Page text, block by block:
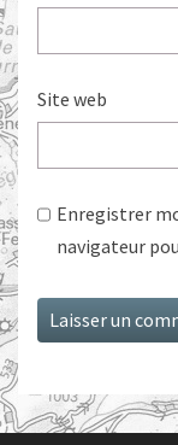
Site web
Enregistrer
navigateur